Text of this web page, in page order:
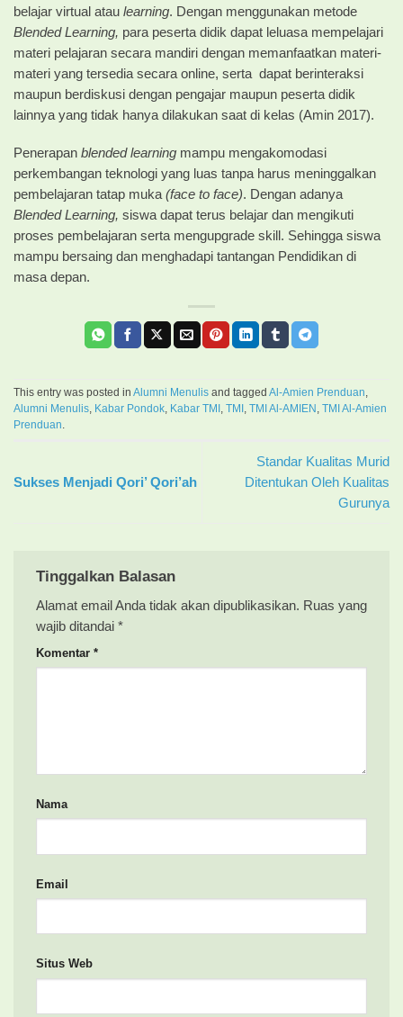
belajar virtual atau learning. Dengan menggunakan metode
Blended Learning, para peserta didik dapat leluasa mempelajari
materi pelajaran secara mandiri dengan memanfaatkan materi-
materi yang tersedia secara online, serta dapat berinteraksi
maupun berdiskusi dengan pengajar maupun peserta didik
lainnya yang tidak hanya dilakukan saat di kelas (Amin 2017).
Penerapan blended learning mampu mengakomodasi
perkembangan teknologi yang luas tanpa harus meninggalkan
pembelajaran tatap muka(face to face). Dengan adanya
Blended Learning, siswa dapat terus belajar dan mengikuti
proses pembelajaran serta mengupgrade skill. Sehingga siswa
mampu bersaing dan menghadapi tantangan Pendidikan di
masa depan.
This entry was posted in Alumni Menulis and tagged Al-Amien Prenduan
Alumni Menulis
Kabar Pondok Kabar TMI TMI TMI Al-AMIEN
TMI Al-Amien
Prenduan
Sukses Menjadi Qori’ Qori’ah
Standar Kualitas Murid
Ditentukan Oleh Kualitas
Gurunya
Tinggalkan Balasan
Alamat email Anda tidak akan dipublikasikan. Ruas yang
wajib ditandai *
Komentar *
Nama
Email
Situs Web